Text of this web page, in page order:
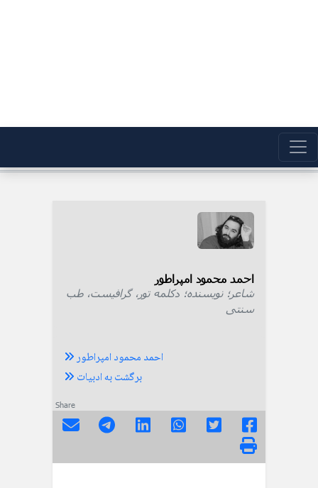
احمد محمود امپراطور
شاعر؛ نویسنده؛ دکلمه تور، گرافیست، طب
سنتی
احمد محمود امپراطور
برگشت به ادبیات
Share